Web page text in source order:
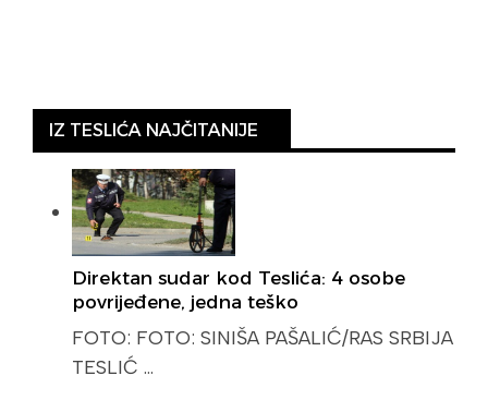
IZ TESLIĆA NAJČITANIJE
Direktan sudar kod Teslića: 4 osobe
povrijeđene, jedna teško
FOTO: FOTO: SINIŠA PAŠALIĆ/RAS SRBIJA
TESLIĆ …